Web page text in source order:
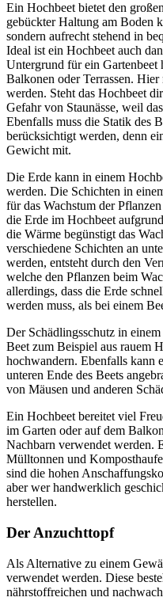
Ein Hochbeet bietet den
gebückter Haltung am Boden
sondern aufrecht stehend in
Ideal ist ein Hochbeet auch
Untergrund für ein Gartenbeet
Balkonen oder Terrassen. Hier
werden. Steht das Hochbeet
Gefahr von Staunässe, weil
Ebenfalls muss die Statik des
berücksichtigt werden, denn
Gewicht mit.
Die Erde kann in einem
werden. Die Schichten in
für das Wachstum der
die Erde im Hochbeet
die Wärme begünstigt das
verschiedene Schichten an
werden, entsteht durch den
welche den Pflanzen beim
allerdings, dass die Erde
werden muss, als bei einem
Der Schädlingsschutz in
Beet zum Beispiel aus rauem
hochwandern. Ebenfalls kann
unteren Ende des Beets
von Mäusen und anderen
Ein Hochbeet bereitet viel
im Garten oder auf dem
Nachbarn verwendet werden.
Mülltonnen und
sind die hohen
aber wer handwerklich
herstellen.
Der Anzuchttopf
Als Alternative zu einem
verwendet werden. Diese
nährstoffreichen und